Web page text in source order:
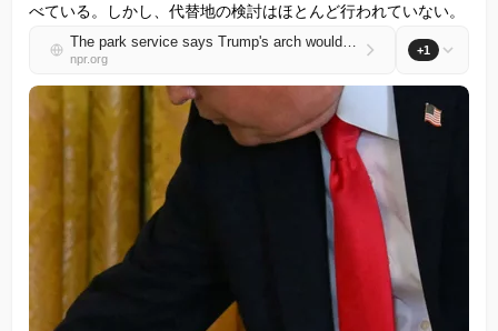
べている。しかし、代替地の検討はほとんど行われていない。
The park service says Trump's arch would obstruct historic sites. Could it be moved?
npr.org
+1